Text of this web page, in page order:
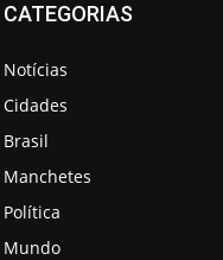
CATEGORIAS
Notícias
Cidades
Brasil
Manchetes
Política
Mundo